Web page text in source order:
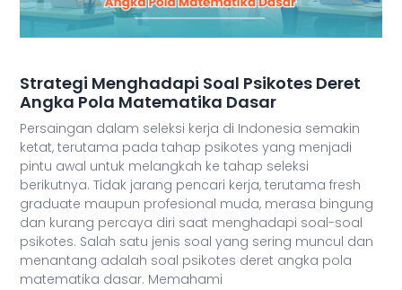
Strategi Menghadapi Soal Psikotes Deret
Angka Pola Matematika Dasar
Persaingan dalam seleksi kerja di Indonesia semakin
ketat, terutama pada tahap psikotes yang menjadi
pintu awal untuk melangkah ke tahap seleksi
berikutnya. Tidak jarang pencari kerja, terutama fresh
graduate maupun profesional muda, merasa bingung
dan kurang percaya diri saat menghadapi soal-soal
psikotes. Salah satu jenis soal yang sering muncul dan
menantang adalah soal psikotes deret angka pola
matematika dasar. Memahami